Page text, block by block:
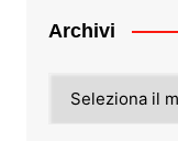
Archivi